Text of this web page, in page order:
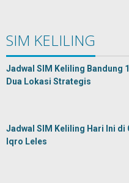
SIM KELILING
Jadwal SIM Keliling Bandung
Dua Lokasi Strategis
Jadwal SIM Keliling Hari Ini di
Iqro Leles